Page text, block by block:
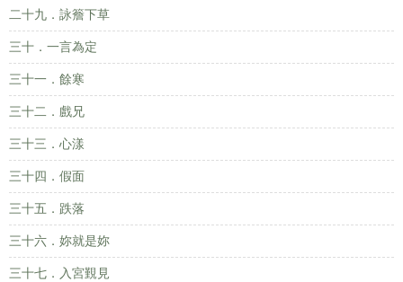
二十九．詠簷下草
三十．一言為定
三十一．餘寒
三十二．戲兄
三十三．心漾
三十四．假面
三十五．跌落
三十六．妳就是妳
三十七．入宮覲見